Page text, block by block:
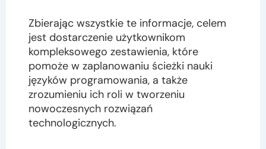
Zbierając wszystkie te informacje, celem
jest dostarczenie użytkownikom
kompleksowego zestawienia, które
pomoże w zaplanowaniu ścieżki nauki
języków programowania, a także
zrozumieniu ich roli w tworzeniu
nowoczesnych rozwiązań
technologicznych.